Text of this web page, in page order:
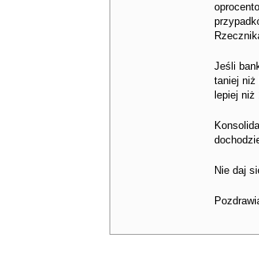
Jeśli
taniej niż
lepiej niż
Nie daj